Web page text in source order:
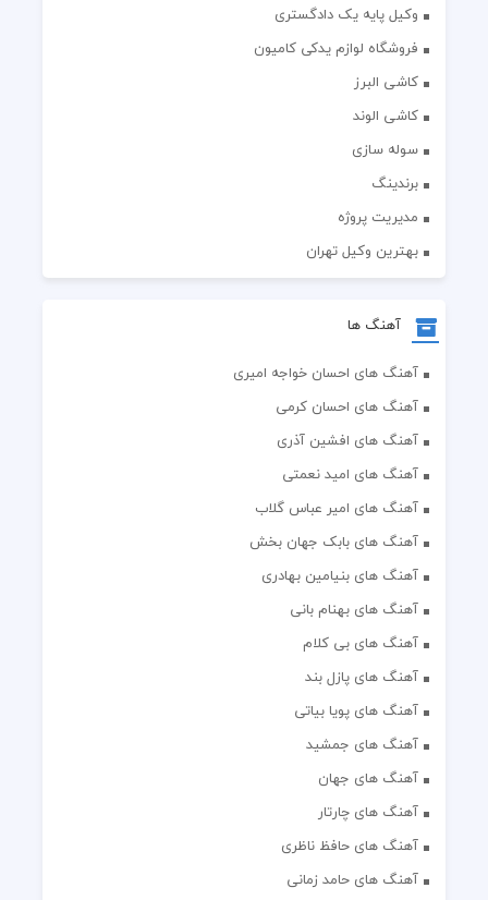
وکیل پایه یک دادگستری
فروشگاه لوازم یدکی کامیون
کاشی البرز
کاشی الوند
سوله سازی
برندینگ
مدیریت پروژه
بهترین وکیل تهران
آهنگ ها
آهنگ های احسان خواجه امیری
آهنگ های احسان کرمی
آهنگ های افشین آذری
آهنگ های امید نعمتی
آهنگ های امیر عباس گلاب
آهنگ های بابک جهان بخش
آهنگ های بنیامین بهادری
آهنگ های بهنام بانی
آهنگ های بی کلام
آهنگ های پازل بند
آهنگ های پویا بیاتی
آهنگ های جمشید
آهنگ های جهان
آهنگ های چارتار
آهنگ های حافظ ناظری
آهنگ های حامد زمانی